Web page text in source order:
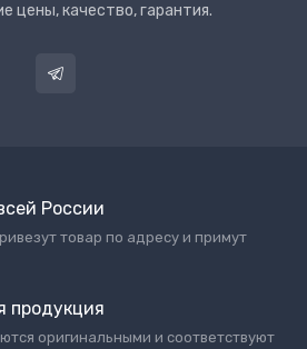
цены, качество, гарантия.
России
товар по адресу и примут
продукция
оригинальными и соответствуют